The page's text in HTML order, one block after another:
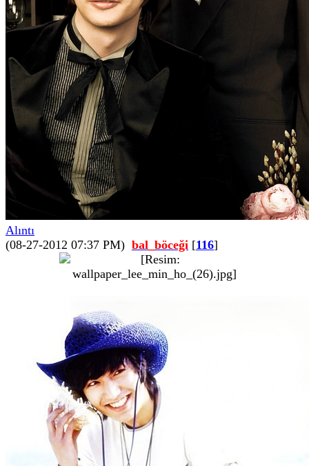
Alıntı
(08-27-2012 07:37 PM) bal_böceği [116]